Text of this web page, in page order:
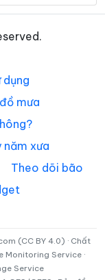
Lão
Lập
Sanh
Ngân
Ba Đồn
Gianh
mưa
năm xưa
Theo dõi bão
(CC BY 4.0) · Chất
Monitoring Service ·
Service